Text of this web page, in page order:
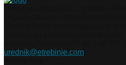
urednik@etrebinje.com